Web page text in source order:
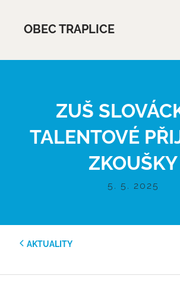
OBEC TRAPLICE
ZUŠ
TALENTOVÉ
ZKOUŠKY
5. 5. 2025
AKTUALITY